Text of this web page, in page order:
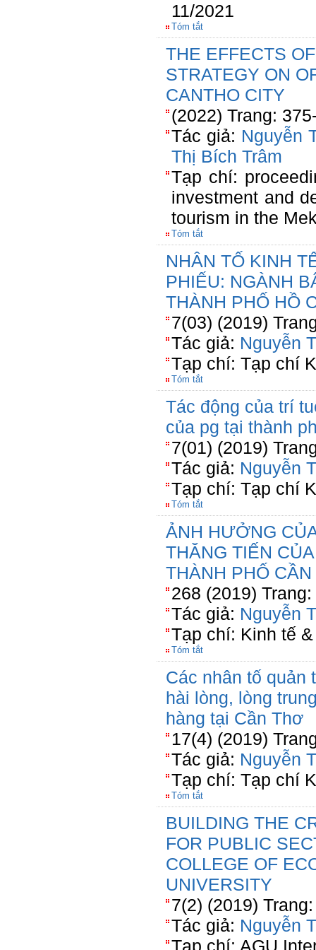
11/2021
Tóm tắt
THE EFFECTS
STRATEGY ON
CANTHO CITY
(2022) Trang:
Tác giả: Nguyễn
Thị Bích Trâm
Tạp chí:
investment and
tourism in the
Tóm tắt
NHÂN TỐ KINH
PHIẾU: NGÀNH
THÀNH PHỐ HỒ
7(03) (2019)
Tác giả: Nguyễn
Tạp chí: Tạp chí
Tóm tắt
Tác động của trí
của pg tại thành
7(01) (2019)
Tác giả: Nguyễn
Tạp chí: Tạp chí
Tóm tắt
ẢNH HƯỞNG
THĂNG TIẾN
THÀNH PHỐ
268 (2019)
Tác giả: Nguyễn
Tạp chí: Kinh tế
Tóm tắt
Các nhân tố quản
hài lòng, lòng
hàng tại Cần Thơ
17(4) (2019)
Tác giả: Nguyễn
Tạp chí: Tạp chí
Tóm tắt
BUILDING THE
FOR PUBLIC
COLLEGE OF
UNIVERSITY
7(2) (2019)
Tác giả: Nguyễn
Tạp chí: AGU